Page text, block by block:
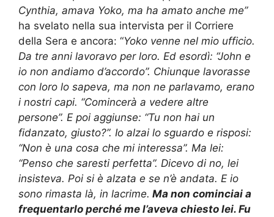
Cynthia, amava Yoko, ma ha amato anche me”
ha svelato nella sua intervista per il Corriere
della Sera e ancora: “Yoko venne nel mio ufficio.
Da tre anni lavoravo per loro. Ed esordì: “John e
io non andiamo d’accordo”. Chiunque lavorasse
con loro lo sapeva, ma non ne parlavamo, erano
i nostri capi. “Comincerà a vedere altre
persone”. E poi aggiunse: “Tu non hai un
fidanzato, giusto?”. Io alzai lo sguardo e risposi:
“Non è una cosa che mi interessa”. Ma lei:
“Penso che saresti perfetta”. Dicevo di no, lei
insisteva. Poi si è alzata e se n’è andata. E io
sono rimasta là, in lacrime. Ma non cominciai a
frequentarlo perché me l’aveva chiesto lei. Fu